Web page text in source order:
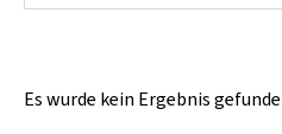
Es wurde kein Ergebnis